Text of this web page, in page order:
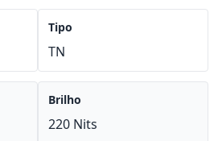
Tipo
TN
Brilho
220 Nits